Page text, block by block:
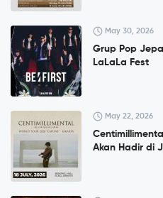
May 30, 2026
Grup Pop
LaLaLa Fest
May 22, 2026
Akan Hadir di